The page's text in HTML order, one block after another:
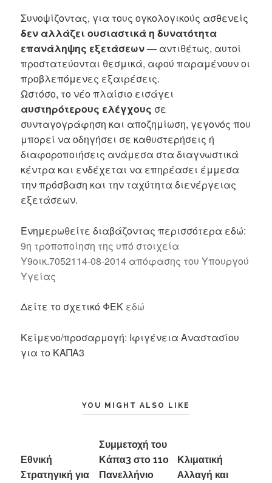
Συνοψίζοντας, για τους ογκολογικούς ασθενείς
δεν αλλάζει ουσιαστικά η δυνατότητα
επανάληψης εξετάσεων— αντιθέτως, αυτοί
προστατεύονται θεσμικά, αφού παραμένουν οι
προβλεπόμενες εξαιρέσεις.
Ωστόσο, το νέο πλαίσιο εισάγει
αυστηρότερους ελέγχους σε
συνταγογράφηση και αποζημίωση, γεγονός που
μπορεί να οδηγήσει σε καθυστερήσεις ή
διαφοροποιήσεις ανάμεσα στα διαγνωστικά
κέντρα και ενδέχεται να επηρέασει έμμεσα
την πρόσβαση και την ταχύτητα διενέργειας
εξετάσεων.
Ενημερωθείτε διαβάζοντας περισσότερα εδώ:
9η τροποποίηση της υπό στοιχεία
Υ9οικ.7052114-08-2014 απόφασης του Υπουργού
Υγείας
Δείτε το σχετικό ΦΕΚ εδώ
Κείμενο/προσαρμογή: Ιφιγένεια Αναστασίου
για το ΚΑΠΑ3
YOU MIGHT ALSO LIKE
Εθνική
Στρατηγική για
Συμμετοχή του
Κάπα3 στο 11ο
Πανελλήνιο
Κλιματική
Aλλαγή και